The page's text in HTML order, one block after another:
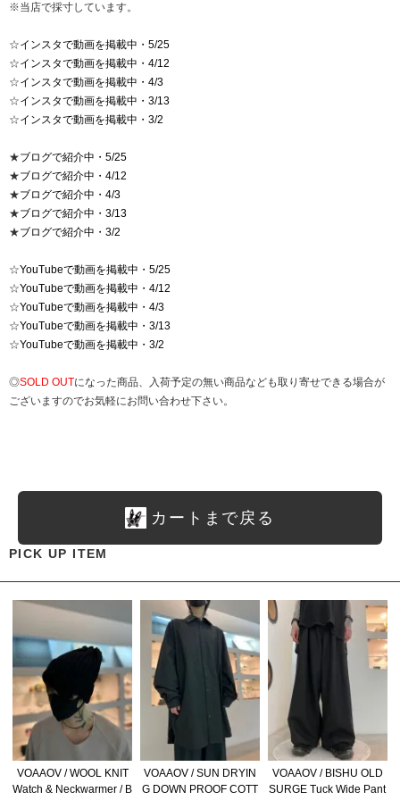
※当店で採寸しています。
☆インスタで動画を掲載中・5/25
☆インスタで動画を掲載中・4/12
☆インスタで動画を掲載中・4/3
☆インスタで動画を掲載中・3/13
☆インスタで動画を掲載中・3/2
★ブログで紹介中・5/25
★ブログで紹介中・4/12
★ブログで紹介中・4/3
★ブログで紹介中・3/13
★ブログで紹介中・3/2
☆YouTubeで動画を掲載中・5/25
☆YouTubeで動画を掲載中・4/12
☆YouTubeで動画を掲載中・4/3
☆YouTubeで動画を掲載中・3/13
☆YouTubeで動画を掲載中・3/2
◎SOLD OUTになった商品、入荷予定の無い商品なども取り寄せできる場合が
ございますのでお気軽にお問い合わせ下さい。
カートまで戻る
PICK UP ITEM
VOAAOV / WOOL KNIT
Watch & Neckwarmer / B
VOAAOV / SUN DRYIN
G DOWN PROOF COTT
VOAAOV / BISHU OLD
SURGE Tuck Wide Pant